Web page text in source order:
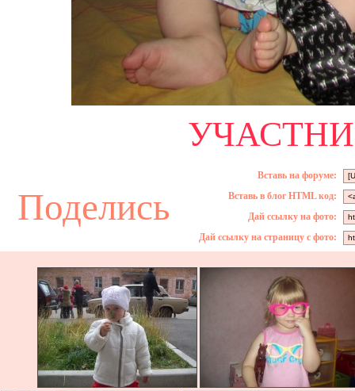
Поделись
Вставь на форуме:
Вставь в блог HTML код:
Дай ссылку на фото:
Дай ссылку на страницу с фото: